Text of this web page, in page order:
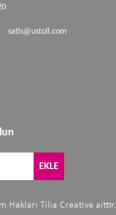
satis@ustoll.com
Hakları Tilia Creative aittir.